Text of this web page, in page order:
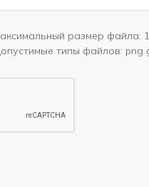
размер файла:
типы файлов: png